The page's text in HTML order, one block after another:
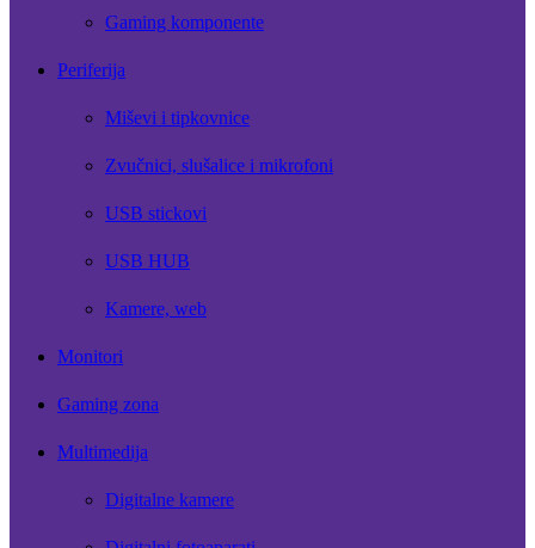
Gaming komponente
Periferija
Miševi i tipkovnice
Zvučnici, slušalice i mikrofoni
USB stickovi
USB HUB
Kamere, web
Monitori
Gaming zona
Multimedija
Digitalne kamere